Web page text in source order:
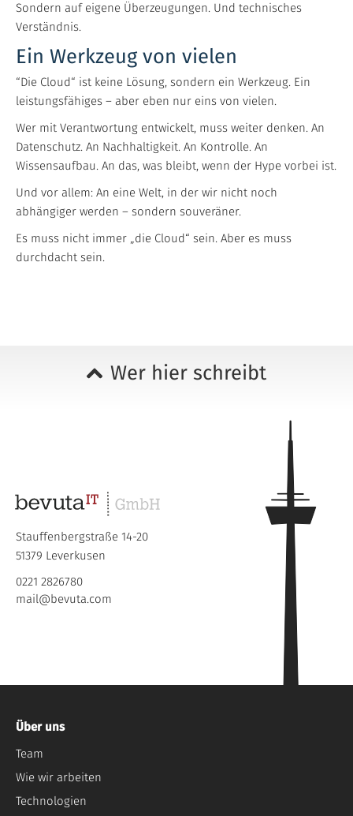
Sondern auf eigene Überzeugungen. Und technisches
Verständnis.
Ein Werkzeug von vielen
“Die Cloud“ ist keine Lösung, sondern ein Werkzeug. Ein
leistungsfähiges – aber eben nur eins von vielen.
Wer mit Verantwortung entwickelt, muss weiter denken. An
Datenschutz. An Nachhaltigkeit. An Kontrolle. An
Wissensaufbau. An das, was bleibt, wenn der Hype vorbei ist.
Und vor allem: An eine Welt, in der wir nicht noch
abhängiger werden – sondern souveräner.
Es muss nicht immer „die Cloud“ sein. Aber es muss
durchdacht sein.
Wer hier schreibt
Stauffenbergstraße 14-20
51379 Leverkusen
0221 2826780
mail@bevuta.com
Über uns
Team
Wie wir arbeiten
Technologien